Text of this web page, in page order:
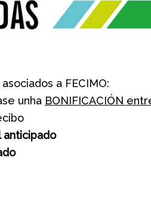
a FECIMO:
unha BONIFICACIÓN
anticipado